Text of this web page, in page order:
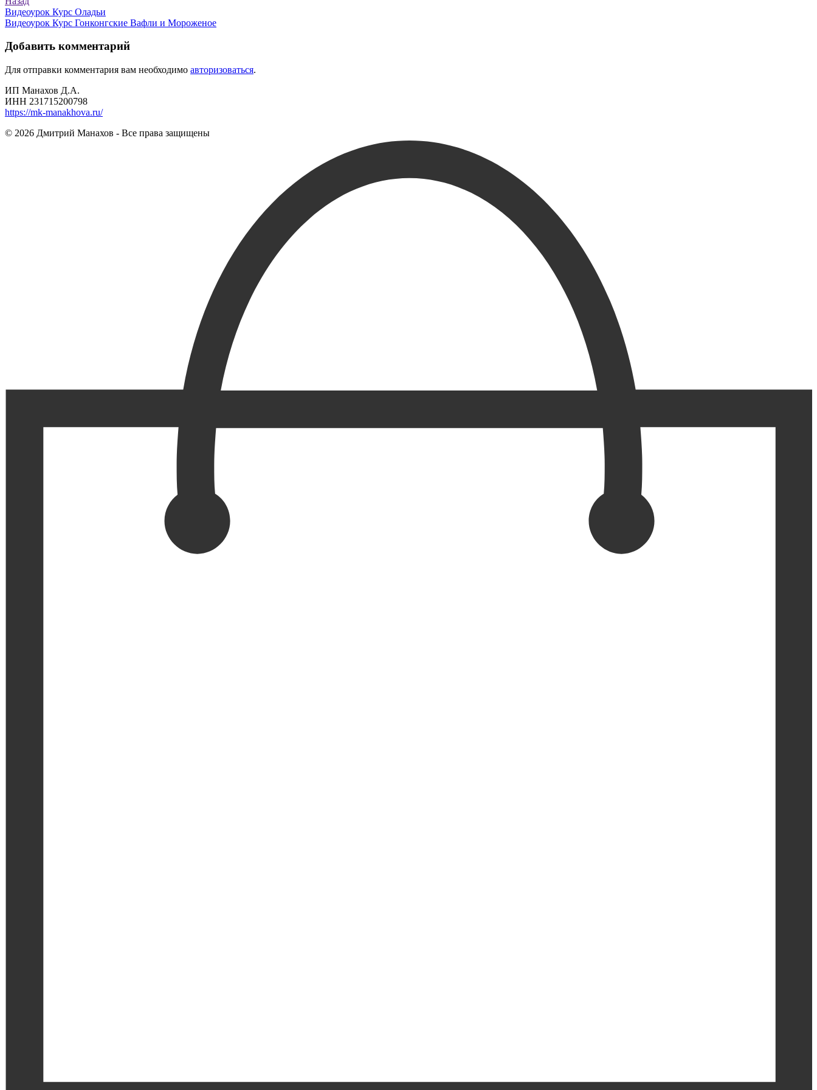
Навигация
по
записям
Видеоурок Курс Оладьи
Видеоурок Курс Гонконгские Вафли и Мороженое
Добавить комментарий
Для отправки комментария вам необходимо авторизоваться.
ИП Манахов Д.А.
ИНН 231715200798
https://mk-manakhova.ru/
© 2026 Дмитрий Манахов - Все права защищены